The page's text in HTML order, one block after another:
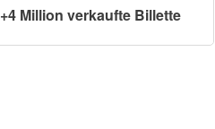
+4 Million verkaufte Billette